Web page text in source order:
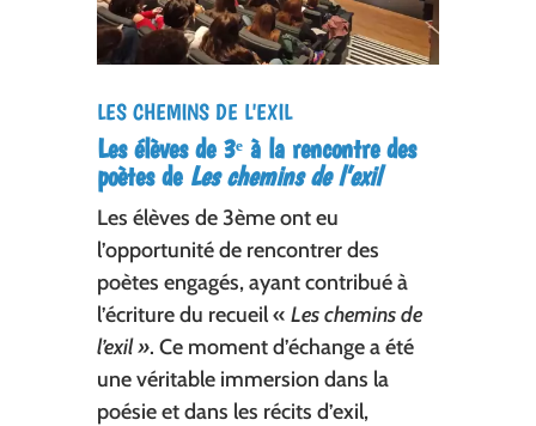
LES CHEMINS DE L'EXIL
Les élèves de 3ᵉ à la rencontre des
poètes de Les chemins de l’exil
Les élèves de 3ème ont eu
l’opportunité de rencontrer des
poètes engagés, ayant contribué à
l’écriture du recueil « Les chemins de
l’exil ». Ce moment d’échange a été
une véritable immersion dans la
poésie et dans les récits d’exil,